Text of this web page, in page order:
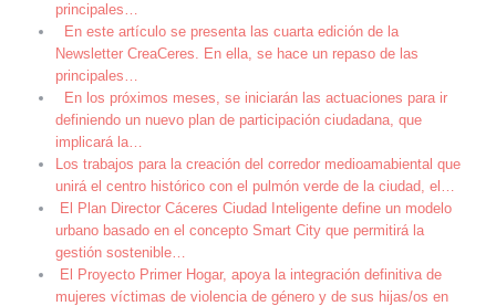
principales…
En este artículo se presenta las cuarta edición de la
Newsletter CreaCeres. En ella, se hace un repaso de las
principales…
En los próximos meses, se iniciarán las actuaciones para ir
definiendo un nuevo plan de participación ciudadana, que
implicará la…
Los trabajos para la creación del corredor medioamabiental que
unirá el centro histórico con el pulmón verde de la ciudad, el …
El Plan Director Cáceres Ciudad Inteligente define un modelo
urbano basado en el concepto Smart City que permitirá la
gestión sostenible…
El Proyecto Primer Hogar, apoya la integración definitiva de
mujeres víctimas de violencia de género y de sus hijas/os en